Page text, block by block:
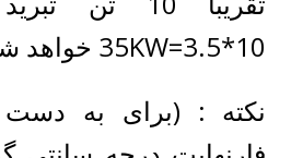
10*3.5=35KW خواهد شد
نکته : (برای به